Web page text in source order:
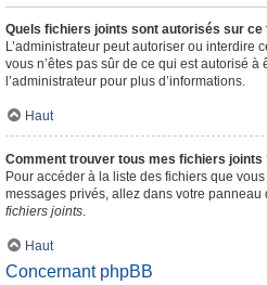
Quels fichiers joints sont autorisés sur ce
L’administrateur peut autoriser ou interdire
vous n’êtes pas sûr de ce qui est autorisé à
l’administrateur pour plus d’informations.
Haut
Comment trouver tous mes fichiers joints
Pour accéder à la liste des fichiers que
messages privés, allez dans votre panneau
fichiers joints.
Haut
Concernant phpBB